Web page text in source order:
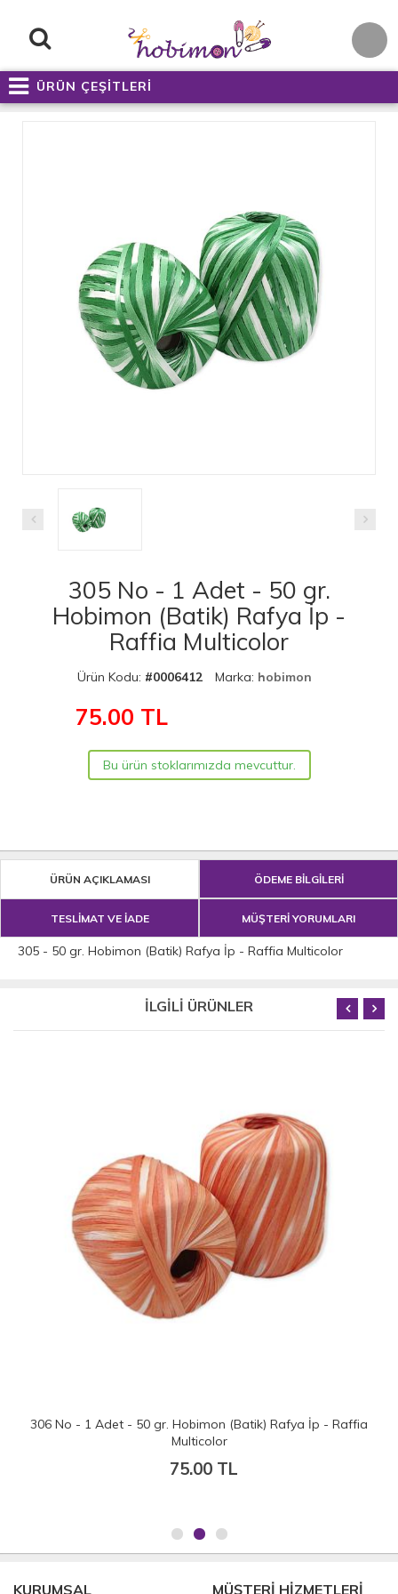
ÜRÜN ÇEŞİTLERİ
305 No - 1 Adet - 50 gr.
Hobimon (Batik) Rafya İp -
Raffia Multicolor
Ürün Kodu: #0006412 Marka: hobimon
75.00 TL
Bu ürün stoklarımızda mevcuttur.
ÜRÜN AÇIKLAMASI ÖDEME BİLGİLERİ
TESLİMAT VE İADE MÜŞTERİ YORUMLARI
305 - 50 gr. Hobimon (Batik) Rafya İp - Raffia Multicolor
İLGİLİ ÜRÜNLER
306 No - 1 Adet - 50 gr. Hobimon (Batik) Rafya İp - Raffia
Multicolor
75.00 TL
KURUMSAL MÜŞTERİ HİZMETLERİ